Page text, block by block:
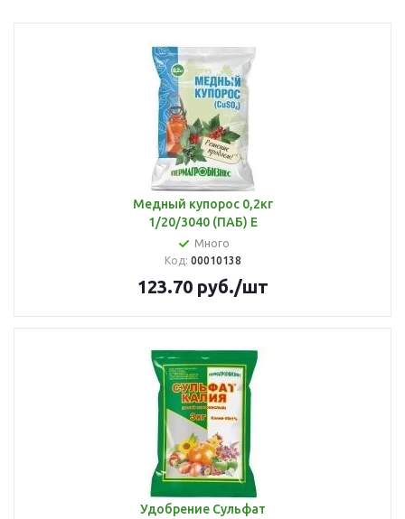
Медный купорос 0,2кг
1/20/3040 (ПАБ) Е
Много
Код: 00010138
123.70 руб./шт
Удобрение Сульфат